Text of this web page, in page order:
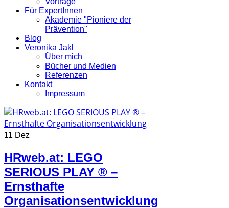
Für ExpertInnen
Akademie "Pioniere der
Prävention"
Blog
Veronika Jakl
Über mich
Bücher und Medien
Referenzen
Kontakt
Impressum
11 Dez
HRweb.at: LEGO
SERIOUS PLAY ® –
Ernsthafte
Organisationsentwicklung